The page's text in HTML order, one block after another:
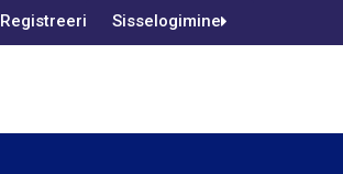
RegistreerimineSisselogimine